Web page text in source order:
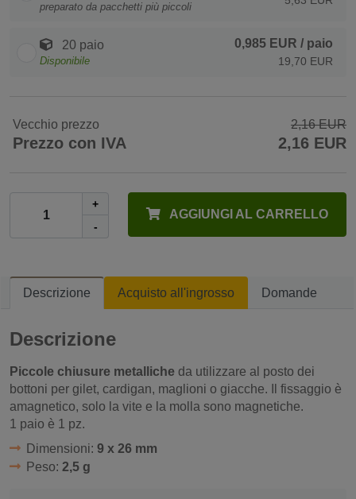
preparato da pacchetti più piccoli
20 paio
Disponibile
0,985 EUR / paio
19,70 EUR
Vecchio prezzo 2,16 EUR
Prezzo con IVA 2,16 EUR
+
-
AGGIUNGI AL CARRELLO
Descrizione Acquisto all'ingrosso Domande
Descrizione
Piccole chiusure metalliche da utilizzare al posto dei
bottoni per gilet, cardigan, maglioni o giacche. Il fissaggio è
amagnetico, solo la vite e la molla sono magnetiche.
1 paio è 1 pz.
Dimensioni: 9 x 26 mm
Peso: 2,5 g